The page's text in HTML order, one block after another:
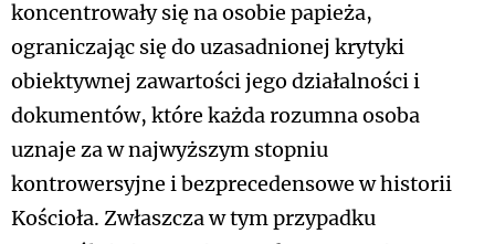
koncentrowały się na osobie papieża,
ograniczając się do uzasadnionej krytyki
obiektywnej zawartości jego działalności i
dokumentów, które każda rozumna osoba
uznaje za w najwyższym stopniu
kontrowersyjne i bezprecedensowe w historii
Kościoła. Zwłaszcza w tym przypadku